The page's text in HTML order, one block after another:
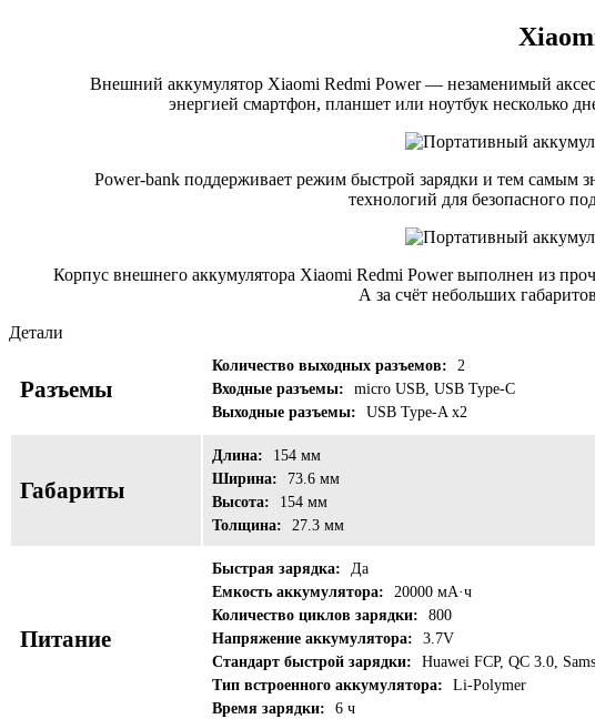
Внешний аккумулятор Xiaomi Redmi Power — незаменимый
энергией смартфон, планшет или ноутбук несколько
Power-bank поддерживает режим быстрой зарядки и тем самым
технологий для безопасного
Корпус внешнего аккумулятора Xiaomi Redmi Power выполнен из
А за счёт небольших
Детали
Разъемы
Количество выходных разъемов:
2
Входные разъемы:
micro USB, USB Type-C
Выходные разъемы:
USB Type-A x2
Габариты
Длина:
154 мм
Ширина:
73.6 мм
Высота:
154 мм
Толщина:
27.3 мм
Питание
Быстрая зарядка:
Да
Емкость аккумулятора:
20000 мА·ч
Количество циклов зарядки:
800
Напряжение аккумулятора:
3.7V
Стандарт быстрой зарядки:
Huawei FCP, QC 3.0,
Тип встроенного аккумулятора:
Li-Polymer
Время зарядки:
6 ч